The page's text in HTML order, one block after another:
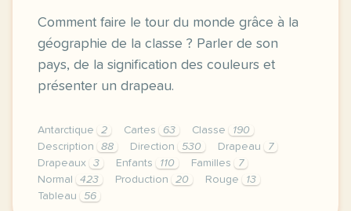
Comment faire le tour du monde grâce à la
géographie de la classe ? Parler de son
pays, de la signification des couleurs et
présenter un drapeau.
Antarctique 2 Cartes 63 Classe
190
Description
88 Direction 530 Drapeau
7
Drapeaux
3 Enfants 110 Familles
7
Normal
423 Production 20 Rouge
13
Tableau
56